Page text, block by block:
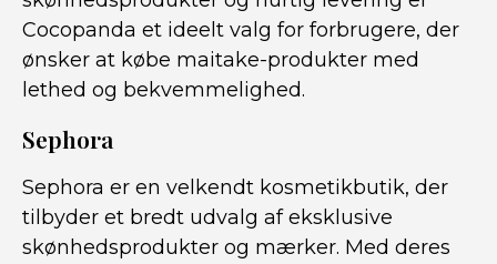
Cocopanda et ideelt valg for forbrugere, der
ønsker at købe maitake-produkter med
lethed og bekvemmelighed.
Sephora
Sephora er en velkendt kosmetikbutik, der
tilbyder et bredt udvalg af eksklusive
skønhedsprodukter og mærker. Med deres